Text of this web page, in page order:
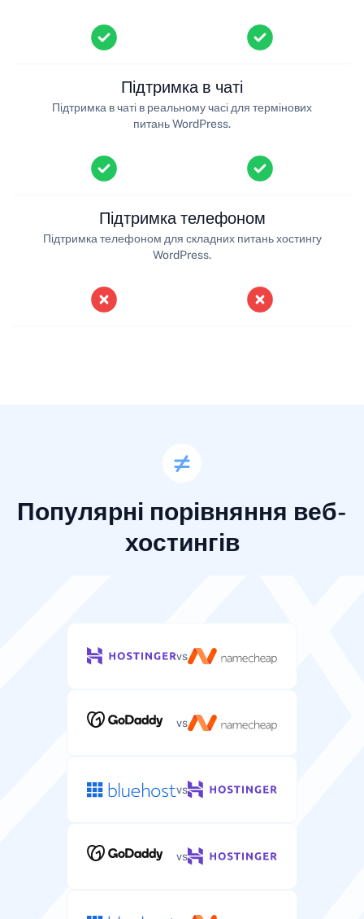
Підтримка в чаті
Підтримка в чаті в реальному часі для термінових
питань WordPress.
Підтримка телефоном
Підтримка телефоном для складних питань хостингу
WordPress.
Популярні порівняння веб-
хостингів
vs
vs
vs
vs